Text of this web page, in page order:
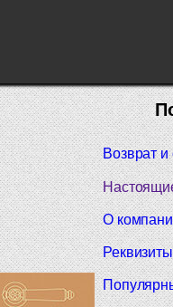
Возврат
О
Реквизиты